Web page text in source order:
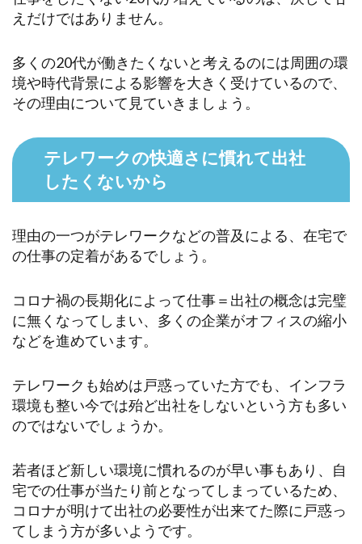
えだけではありません。
多くの20代が働きたくないと考えるのには周囲の環
境や時代背景による影響を大きく受けているので、
その理由について見ていきましょう。
テレワークの快適さに慣れて出社
したくないから
理由の一つがテレワークなどの普及による、在宅で
の仕事の定着があるでしょう。
コロナ禍の長期化によって仕事＝出社の概念は完璧
に無くなってしまい、多くの企業がオフィスの縮小
などを進めています。
テレワークも始めは戸惑っていた方でも、インフラ
環境も整い今では殆ど出社をしないという方も多い
のではないでしょうか。
若者ほど新しい環境に慣れるのが早い事もあり、自
宅での仕事が当たり前となってしまっているため、
コロナが明けて出社の必要性が出来てた際に戸惑っ
てしまう方が多いようです。